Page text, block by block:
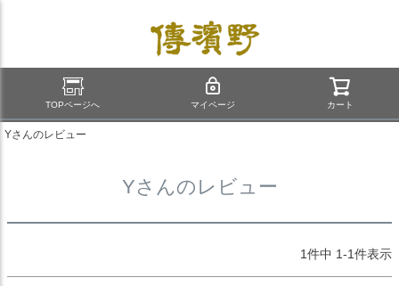
TOPページへ マイページ カート
Yさんのレビュー
Yさんのレビュー
1件中 1-1件表示